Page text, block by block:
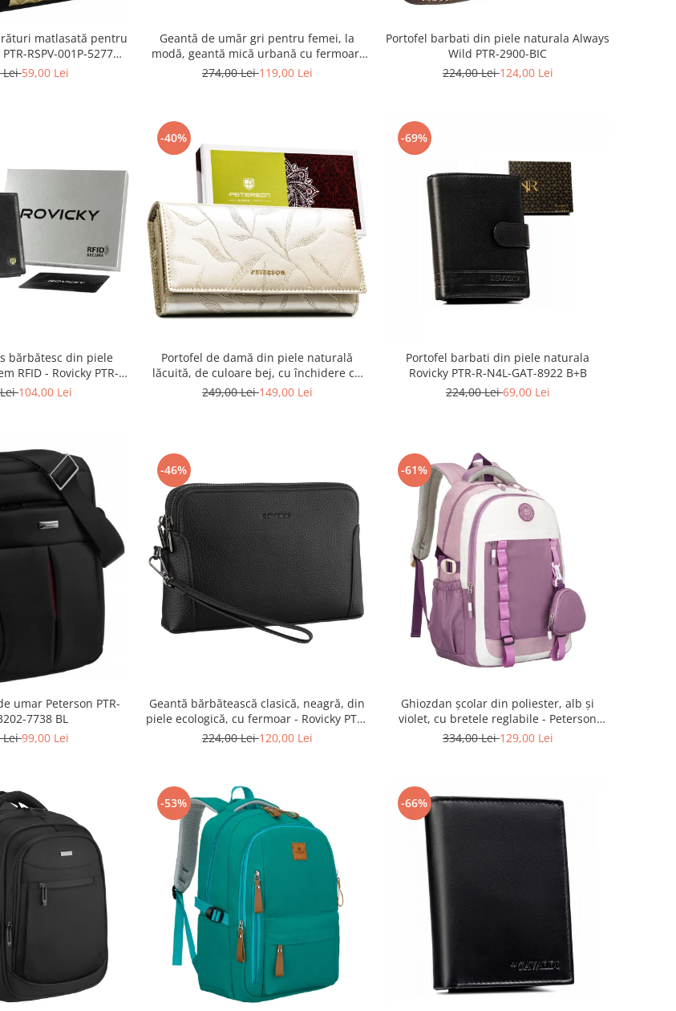
matlasată pentru
RSPV-001P-5277
GOLD
Lei59,00 Lei
Geantă de umăr gri pentru femei, la
modă, geantă mică urbană cu fermoar,
piele ecologică - Peterson PTR-PTN MX02-
274,00 Lei119,00 Lei
Portofel barbati din piele naturala Always
Wild PTR-2900-BIC
224,00 Lei124,00 Lei
bărbătesc din piele
RFID - Rovicky PTR-
9799 BLACK
104,00 Lei
-40%
Portofel de damă din piele naturală
lăcuită, de culoare bej, cu închidere cu
capsă - Peterson
249,00 Lei149,00 Lei
-69%
Portofel barbati din piele naturala
Rovicky PTR-R-N4L-GAT-8922 B+B
224,00 Lei69,00 Lei
umar Peterson PTR-
7738 BL
Lei99,00 Lei
-46%
Geantă bărbătească clasică, neagră, din
piele ecologică, cu fermoar - Rovicky PTR-
R-SDR-01-1631 BLACK
224,00 Lei120,00 Lei
-61%
Ghiozdan școlar din poliester, alb și
violet, cu bretele reglabile - Peterson
PTR-PTN 8603-1303 PURPLE
334,00 Lei129,00 Lei
-53% -66%